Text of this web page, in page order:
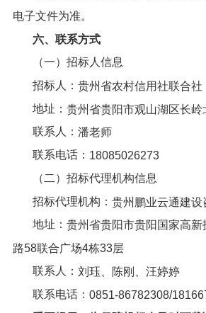
电子文件为准。
六、 联系方式
（一）招标人信息
招标人： 贵州省农村信用社联合社
地址： 贵州省贵阳市观山湖区长岭
联系人： 潘老师
联系电话： 18085026273
（二）招标代理机构信息
招标代理机构： 贵州鹏业云通建设
地址： 贵州省贵阳市贵阳国家高
路58联合广场4栋33层
联系人： 刘珏、陈刚、汪婷婷
联系电话： 0851-86782308/